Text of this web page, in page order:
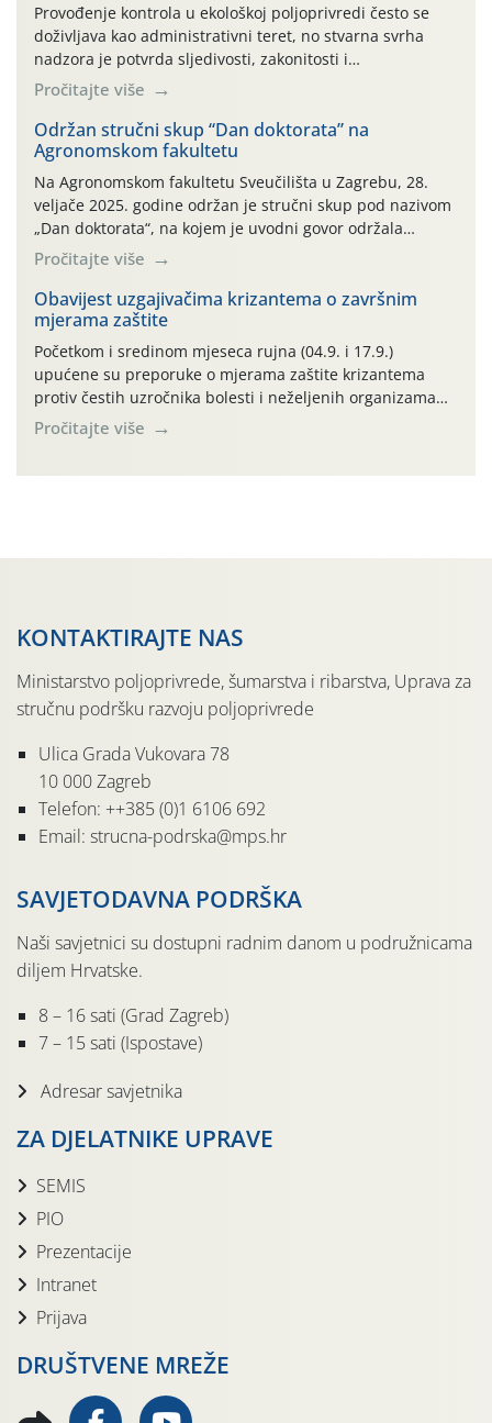
Provođenje kontrola u ekološkoj poljoprivredi često se
doživljava kao administrativni teret, no stvarna svrha
nadzora je potvrda sljedivosti, zakonitosti i
vjerodostojnosti Vašeg truda na tržištu. Kontrola nije
usmjerena na kažnjavanje proizvođača, već na
potvrđivanje usklađenosti proizvodnje s propisima te
osiguravanje povjerenja potrošača u ekološke proizvode.
Kako bismo Vam olakšali pripremu za nadzorne
preglede, pripremili smo pregledan vodič kroz ključne
korake i najčešće izazove s terena.
Pročitajte više
Održan stručni skup “Dan doktorata” na
Agronomskom fakultetu
Na Agronomskom fakultetu Sveučilišta u Zagrebu, 28.
veljače 2025. godine održan je stručni skup pod nazivom
„Dan doktorata“, na kojem je uvodni govor održala
predsjednica Hrvatskog agroekonomskog društva Tihana
Sudarić, nakon čega je predavanje održao Darko Lugonja,
iz Uprave za stručnu podršku razvoju poljoprivrede,
Ministarstva poljoprivrede, šumarstva i ribarstva te
Darija Borović, sa Agronomskog fakulteta, […]
Pročitajte više
Obavijest uzgajivačima krizantema o završnim
mjerama zaštite
Početkom i sredinom mjeseca rujna (04.9. i 17.9.)
upućene su preporuke o mjerama zaštite krizantema
protiv čestih uzročnika bolesti i neželjenih organizama
životinjskog podrijetla nakon zamračivanja. Tablica 1.
Neki mjerni podatci tijekom proteklog mjeseca rujna
Pročitajte više
KONTAKTIRAJTE NAS
Ministarstvo poljoprivrede, šumarstva i ribarstva, Uprava za
stručnu podršku razvoju poljoprivrede
Ulica Grada Vukovara 78
10 000 Zagreb
Telefon: ++385 (0)1 6106 692
Email: strucna-podrska@mps.hr
SAVJETODAVNA PODRŠKA
Naši savjetnici su dostupni radnim danom u podružnicama
diljem Hrvatske.
8 – 16 sati (Grad Zagreb)
7 – 15 sati (Ispostave)
Adresar savjetnika
ZA DJELATNIKE UPRAVE
SEMIS
PIO
Prezentacije
Intranet
Prijava
DRUŠTVENE MREŽE